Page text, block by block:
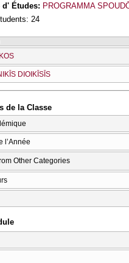
d' Études: PROGRAMMA
24
DIOIKĪSĪS
de la Classe
l’Année
Other Categories